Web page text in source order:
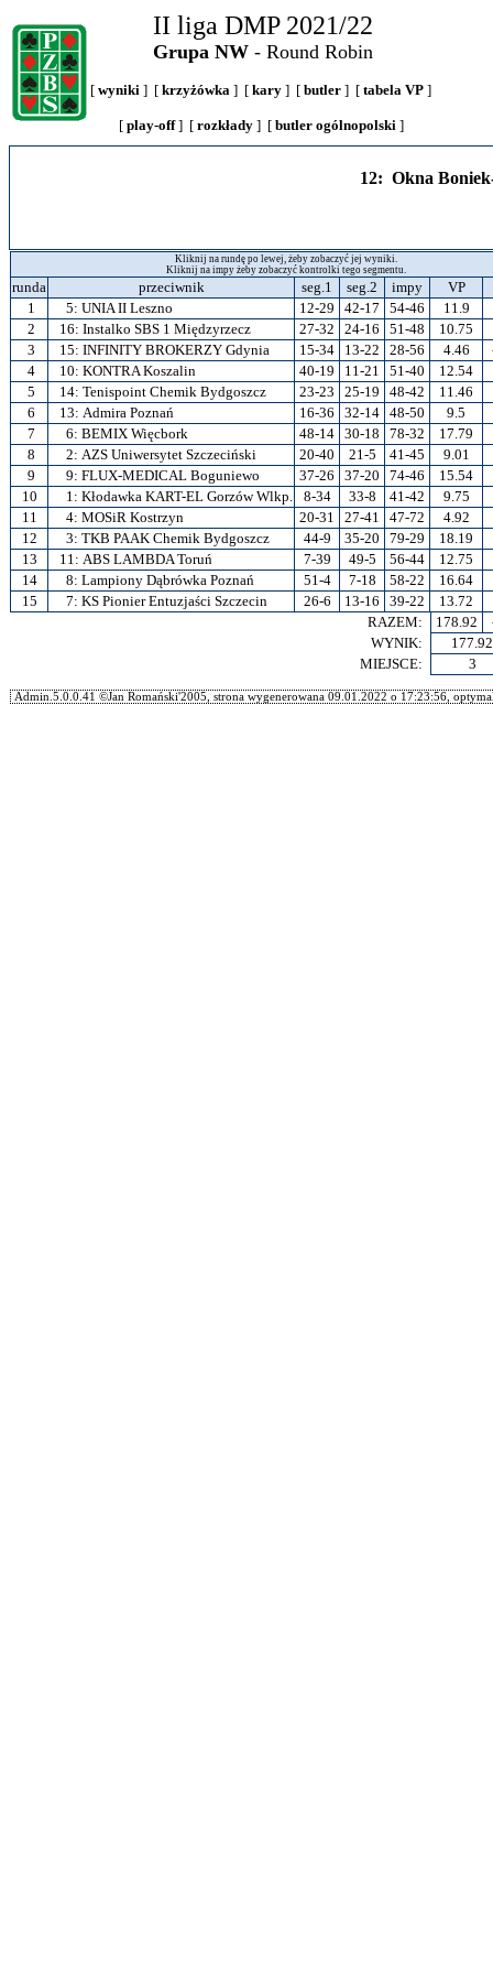
II liga DMP 2021/22
Grupa NW- Round Robin
[ wyniki ] [ krzyżówka ] [ kary ] [ butler ] [ tabela VP ]
[play-off] [rozkłady ] [butler ogólnopolski ]
12: Okna
Kliknij na rundę po lewej, żeby zobaczyć jej wyniki.
Kliknij na impy żeby zobaczyć kontrolki tego segmentu.
runda przeciwnik seg.1 seg.2 impy VP
1
5: UNIA II Leszno 12-29 42-17 54-46
11.9
2
16: Instalko SBS 1 Międzyrzecz 27-32 24-16 51-48
10.75
3
15: INFINITY BROKERZY Gdynia 15-34 13-22 28-56 4.46
4
10: KONTRA Koszalin 40-19 11-21 51-40
12.54
5
14: Tenispoint Chemik Bydgoszcz 23-23 25-19 48-42
11.46
6
13: Admira Poznań 16-36 32-14 48-50
9.5
7
6: BEMIX Więcbork 48-14 30-18 78-32
17.79
8
2: AZS Uniwersytet Szczeciński 20-40 21-5 41-45
9.01
9
9: FLUX-MEDICAL Boguniewo 37-26 37-20 74-46
15.54
10
1: Kłodawka KART-EL Gorzów Wlkp. 8-34 33-8 41-42
9.75
11
4: MOSiR Kostrzyn 20-31 27-41 47-72
4.92
12
3: TKB PAAK Chemik Bydgoszcz 44-9 35-20 79-29
18.19
13
11: ABS LAMBDA Toruń 7-39 49-5 56-44
12.75
14
8: Lampiony Dąbrówka Poznań 51-4 7-18 58-22
16.64
15
7: KS Pionier Entuzjaści Szczecin 26-6 13-16 39-22
13.72
RAZEM:
178.92
WYNIK:
177.92
MIEJSCE:
3
Admin.5.0.0.41 ©Jan Romański'2005, strona wygenerowana 09.01.2022 o 17:23:56,